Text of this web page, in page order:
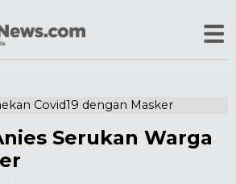
Covid19 dengan Masker
Serukan Warga